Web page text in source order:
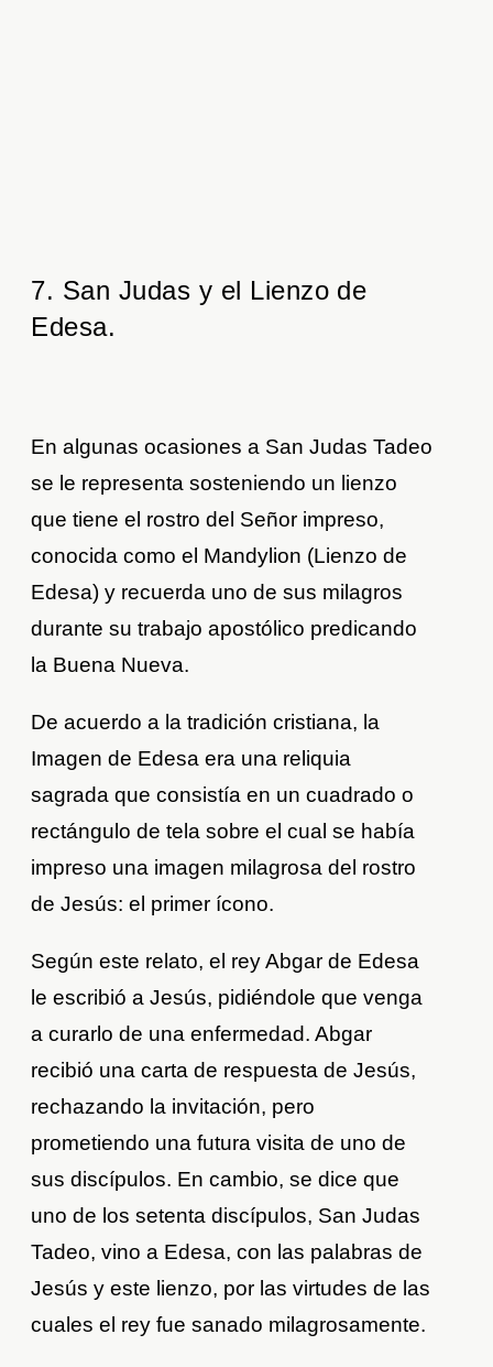
7. San Judas y el Lienzo de
Edesa.
En algunas ocasiones a San Judas Tadeo
se le representa sosteniendo un lienzo
que tiene el rostro del Señor impreso,
conocida como el Mandylion (Lienzo de
Edesa) y recuerda uno de sus milagros
durante su trabajo apostólico predicando
la Buena Nueva.
De acuerdo a la tradición cristiana, la
Imagen de Edesa era una reliquia
sagrada que consistía en un cuadrado o
rectángulo de tela sobre el cual se había
impreso una imagen milagrosa del rostro
de Jesús: el primer ícono.
Según este relato, el rey Abgar de Edesa
le escribió a Jesús, pidiéndole que venga
a curarlo de una enfermedad. Abgar
recibió una carta de respuesta de Jesús,
rechazando la invitación, pero
prometiendo una futura visita de uno de
sus discípulos. En cambio, se dice que
uno de los setenta discípulos, San Judas
Tadeo, vino a Edesa, con las palabras de
Jesús y este lienzo, por las virtudes de las
cuales el rey fue sanado milagrosamente.